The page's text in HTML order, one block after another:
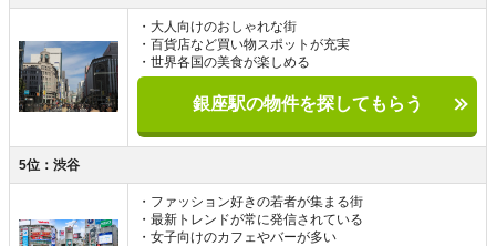
・大人向けのおしゃれな街
・百貨店など買い物スポットが充実
・世界各国の美食が楽しめる
銀座駅の物件を探してもらう
5位：渋谷
・ファッション好きの若者が集まる街
・最新トレンドが常に発信されている
・女子向けのカフェやバーが多い